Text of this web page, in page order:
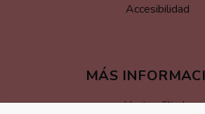
Accesibilidad
MÁS
Hazte afiliado